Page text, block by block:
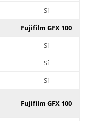
Sí
Fujifilm GFX 100
Sí
Sí
Sí
Fujifilm GFX 100